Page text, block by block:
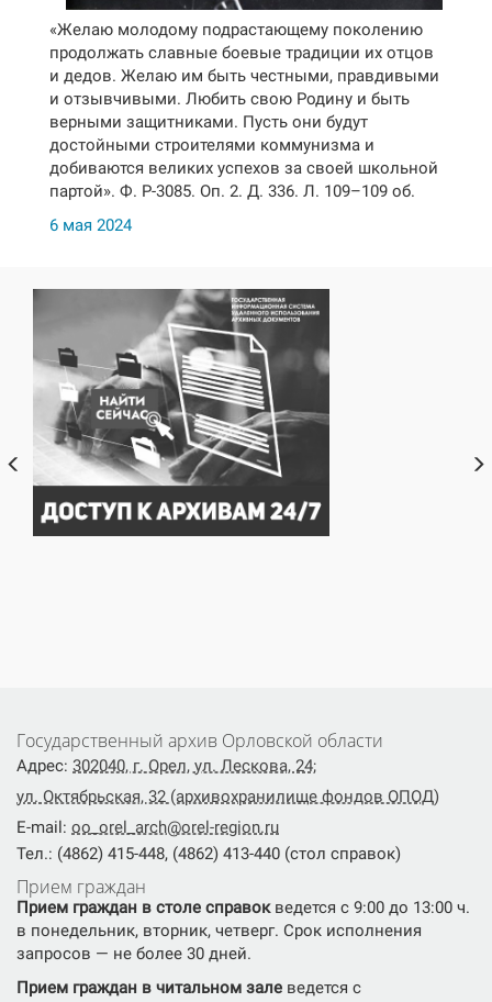
«Желаю молодому подрастающему поколению
продолжать славные боевые традиции их отцов
и дедов. Желаю им быть честными, правдивыми
и отзывчивыми. Любить свою Родину и быть
верными защитниками. Пусть они будут
достойными строителями коммунизма и
добиваются великих успехов за своей школьной
партой». Ф. Р-3085. Оп. 2. Д. 336. Л. 109–109 об.
6 мая 2024
Государственный архив Орловской области
Адрес: 302040, г. Орел, ул. Лескова, 24;
ул. Октябрьская, 32 (архивохранилище фондов ОПОД)
E-mail: oo_orel_arch@orel-region.ru
Тел.: (4862) 415-448, (4862) 413-440 (стол справок)
Прием граждан
Прием граждан в столе справокведется с 9:00 до 13:00 ч.
в понедельник, вторник, четверг. Срок исполнения
запросов — не более 30 дней.
Прием граждан в читальном зале ведется с